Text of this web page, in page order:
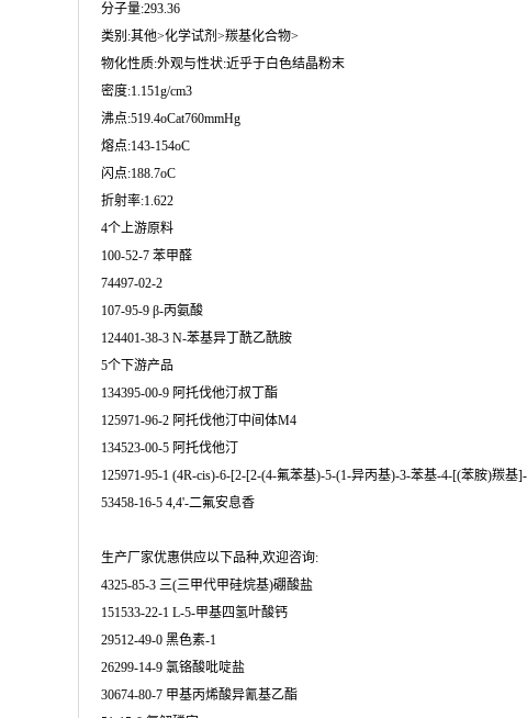
分子量:293.36
类别:其他>化学试剂>羰基化合物>
物化性质:外观与性状:近乎于白色结晶粉末
密度:1.151g/cm3
沸点:519.4oCat760mmHg
熔点:143-154oC
闪点:188.7oC
折射率:1.622
4个上游原料
100-52-7 苯甲醛
74497-02-2
107-95-9 β-丙氨酸
124401-38-3 N-苯基异丁酰乙酰胺
5个下游产品
134395-00-9 阿托伐他汀叔丁酯
125971-96-2 阿托伐他汀中间体M4
134523-00-5 阿托伐他汀
125971-95-1 (4R-cis)-6-[2-[2-(4-氟苯基)-5-(1-异丙基)-3-苯基-4-[(苯胺)羰
53458-16-5 4,4'-二氟安息香
生产厂家优惠供应以下品种,欢迎咨询:
4325-85-3 三(三甲代甲硅烷基)硼酸盐
151533-22-1 L-5-甲基四氢叶酸钙
29512-49-0 黑色素-1
26299-14-9 氯铬酸吡啶盐
30674-80-7 甲基丙烯酸异氰基乙酯